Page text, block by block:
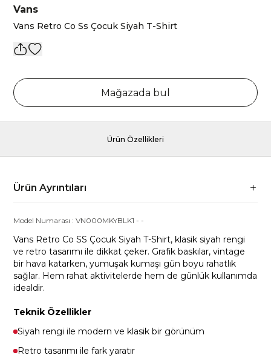
Vans
Vans Retro Co Ss Çocuk Siyah T-Shirt
Mağazada bul
Ürün Özellikleri
Ürün Ayrıntıları
Model Numarası :VN000MKYBLK1 --
Vans Retro Co SS Çocuk Siyah T-Shirt, klasik siyah rengi
ve retro tasarımı ile dikkat çeker. Grafik baskılar, vintage
bir hava katarken, yumuşak kumaşı gün boyu rahatlık
sağlar. Hem rahat aktivitelerde hem de günlük kullanımda
idealdir.
Teknik Özellikler
Siyah rengi ile modern ve klasik bir görünüm
Retro tasarımı ile fark yaratır